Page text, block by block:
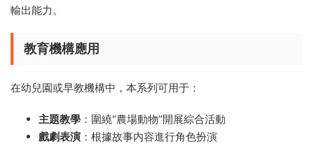
輸出能力。
教育機構應用
在幼兒園或早教機構中，本系列可用于：
主題教學 ：圍繞“農場動物”開展綜合活動
戲劇表演 ：根據故事内容進行角色扮演